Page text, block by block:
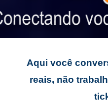
Aqui você
reais, não